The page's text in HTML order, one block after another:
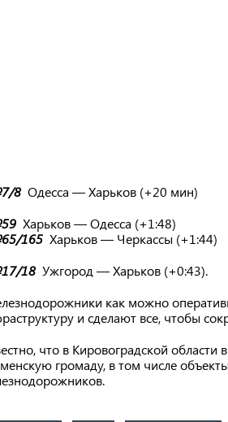
8 Одесса — Харьков (+20 мин)
Харьков — Одесса (+1:48)
165 Харьков — Черкассы (+1:44)
18 Ужгород — Харьков (+0:43).
как можно
и сделают все, чтобы
что в Кировоградской
громаду, в том числе